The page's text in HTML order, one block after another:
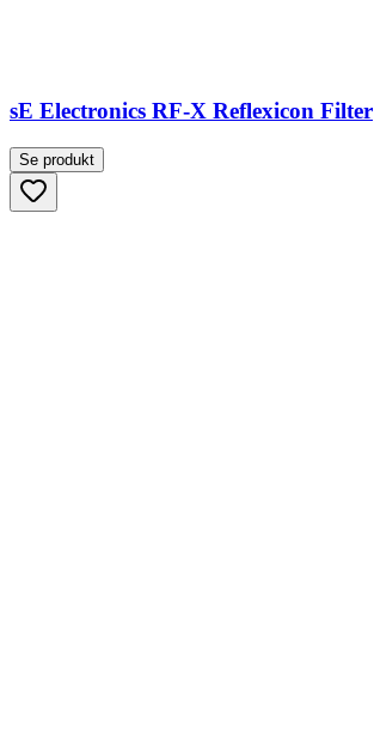
sE Electronics RF-X Reflexicon Filter
Se produkt